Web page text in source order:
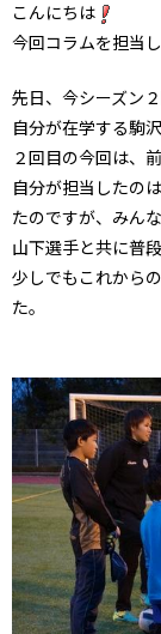
こんにちは
今回コラムを担当
先日、今シーズン
自分が在学する駒
２回目の今回は、
自分が担当したの
たのですが、みん
山下選手と共に普
少しでもこれから
た。